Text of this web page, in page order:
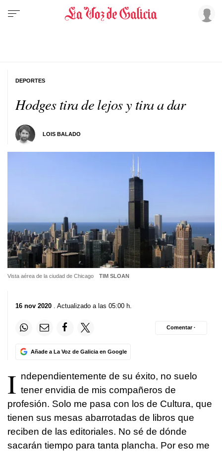
Hodges tira de lejos y tira a dar
LOIS BALADO
DEPORTES
Vista aérea de la ciudad de Chicago TIM SLOAN
16 nov 2020 . Actualizado a las 05:00 h.
Añade a La Voz de Galicia en Google
Comentar ·
I ndependientemente de su éxito, no suelo
tener envidia de mis compañeros de
profesión. Solo me pasa con los de Cultura, que
tienen sus mesas abarrotadas de libros que
reciben de las editoriales. No sé de dónde
sacarán tiempo para tanta plancha. Por eso me